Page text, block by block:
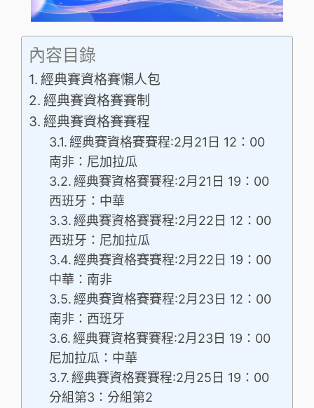
內容目錄
經典賽資格賽懶人包
經典賽資格賽賽制
經典賽資格賽賽程
經典賽資格賽賽程:2月21日 12：00
南非：尼加拉瓜
經典賽資格賽賽程:2月21日 19：00
西班牙：中華
經典賽資格賽賽程:2月22日 12：00
西班牙：尼加拉瓜
經典賽資格賽賽程:2月22日 19：00
中華：南非
經典賽資格賽賽程:2月23日 12：00
南非：西班牙
經典賽資格賽賽程:2月23日 19：00
尼加拉瓜：中華
經典賽資格賽賽程:2月25日 19：00
分組第3：分組第2